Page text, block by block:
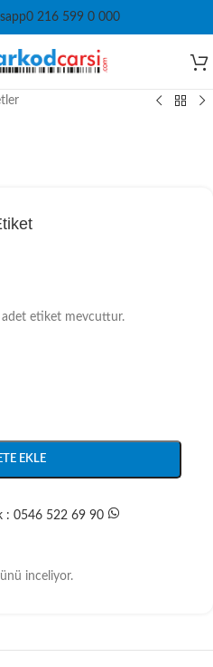
0 216 599 0 000
adet etiket mevcuttur.
EKLE
: 0546 522 69 90
inceliyor.